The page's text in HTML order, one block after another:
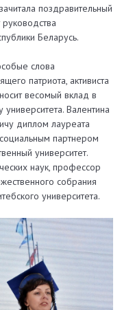
поздравительный
Беларусь.
слова
патриота, активиста
весомый вклад в
Валентина
диплом лауреата
партнером
университет.
наук, профессор
собрания
университета.